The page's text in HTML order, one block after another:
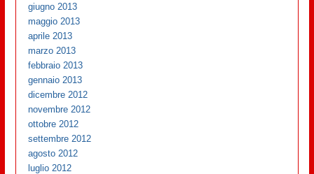
giugno 2013
maggio 2013
aprile 2013
marzo 2013
febbraio 2013
gennaio 2013
dicembre 2012
novembre 2012
ottobre 2012
settembre 2012
agosto 2012
luglio 2012